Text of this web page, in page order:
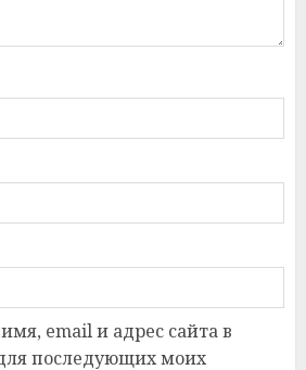
email и адрес сайта в
последующих моих